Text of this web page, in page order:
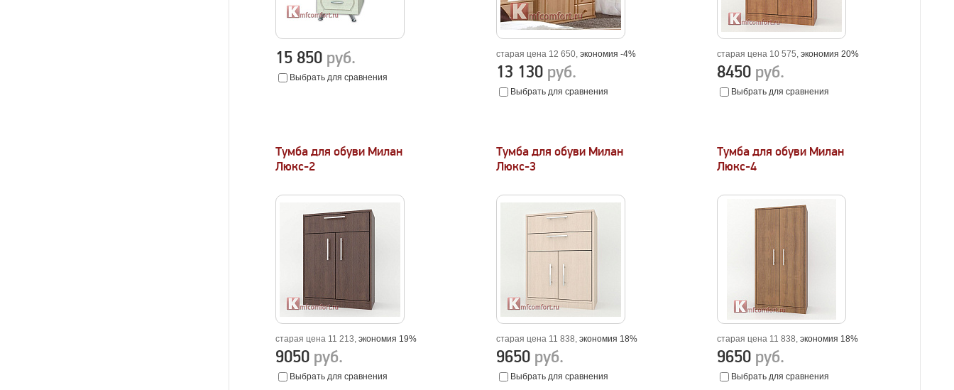
15 850 руб.
Выбрать для сравнения
старая цена 12 650,экономия -4%
13 130 руб.
Выбрать для сравнения
старая цена 10 575,экономия 20%
8450 руб.
Выбрать для сравнения
Тумба для обуви Милан
Люкс-2
старая цена 11 213,экономия 19%
9050 руб.
Выбрать для сравнения
Тумба для обуви Милан
Люкс-3
старая цена 11 838,экономия 18%
9650 руб.
Выбрать для сравнения
Тумба для обуви Милан
Люкс-4
старая цена 11 838,экономия 18%
9650 руб.
Выбрать для сравнения